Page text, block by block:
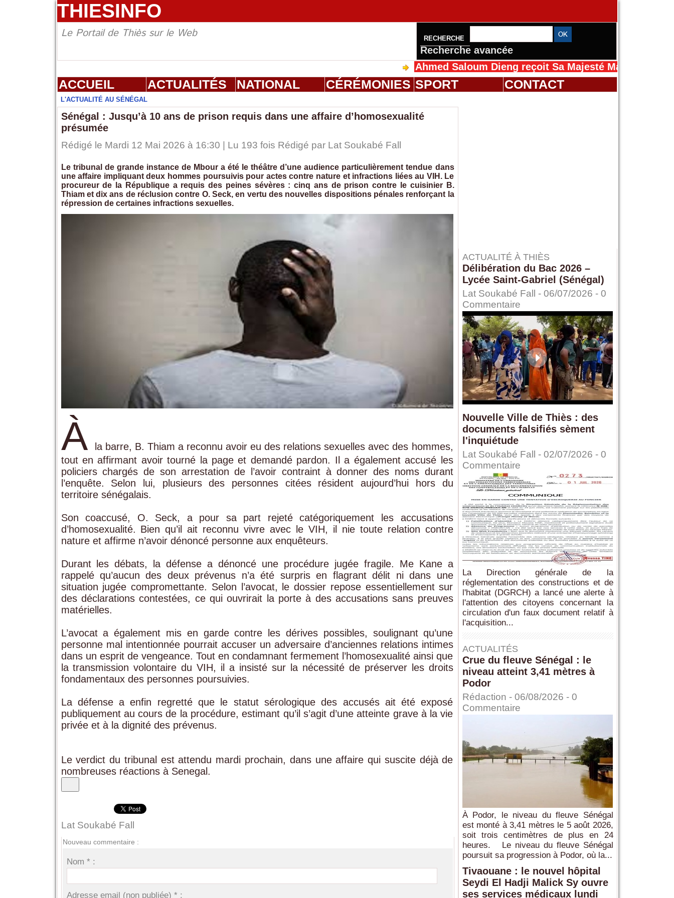
THIESINFO
Le Portail de Thiès sur le Web RECHERCHE
Recherche avancée
Ahmed Saloum Dieng reçoit Sa Majesté Mansah Cissé au
ACCUEIL ACTUALITÉS NATIONAL CÉRÉMONIES SPORT CONTACT
L'ACTUALITÉ AU SÉNÉGAL
Sénégal : Jusqu’à 10 ans de prison requis dans une affaire d’homosexualité
présumée
Rédigé le Mardi 12 Mai 2026 à 16:30 | Lu 193 fois Rédigé par Lat Soukabé Fall
Le tribunal de grande instance de Mbour a été le théâtre d’une audience particulièrement tendue dans
une affaire impliquant deux hommes poursuivis pour actes contre nature et infractions liées au VIH. Le
procureur de la République a requis des peines sévères : cinq ans de prison contre le cuisinier B.
Thiam et dix ans de réclusion contre O. Seck, en vertu des nouvelles dispositions pénales renforçant la
répression de certaines infractions sexuelles.
À
la barre, B. Thiam a reconnu avoir eu des relations sexuelles avec des hommes,
tout en affirmant avoir tourné la page et demandé pardon. Il a également accusé les
policiers chargés de son arrestation de l’avoir contraint à donner des noms durant
l’enquête. Selon lui, plusieurs des personnes citées résident aujourd’hui hors du
territoire sénégalais.
Son coaccusé, O. Seck, a pour sa part rejeté catégoriquement les accusations
d’homosexualité. Bien qu’il ait reconnu vivre avec le VIH, il nie toute relation contre
nature et affirme n’avoir dénoncé personne aux enquêteurs.
Durant les débats, la défense a dénoncé une procédure jugée fragile. Me Kane a
rappelé qu’aucun des deux prévenus n’a été surpris en flagrant délit ni dans une
situation jugée compromettante. Selon l’avocat, le dossier repose essentiellement sur
des déclarations contestées, ce qui ouvrirait la porte à des accusations sans preuves
matérielles.
L’avocat a également mis en garde contre les dérives possibles, soulignant qu’une
personne mal intentionnée pourrait accuser un adversaire d’anciennes relations intimes
dans un esprit de vengeance. Tout en condamnant fermement l’homosexualité ainsi que
la transmission volontaire du VIH, il a insisté sur la nécessité de préserver les droits
fondamentaux des personnes poursuivies.
La défense a enfin regretté que le statut sérologique des accusés ait été exposé
publiquement au cours de la procédure, estimant qu’il s’agit d’une atteinte grave à la vie
privée et à la dignité des prévenus.
Le verdict du tribunal est attendu mardi prochain, dans une affaire qui suscite déjà de
nombreuses réactions à Senegal.
Lat Soukabé Fall
Nouveau commentaire :
Nom * :
Adresse email (non publiée) * :
ACTUALITÉ À THIÈS
Délibération du Bac 2026 –
Lycée Saint-Gabriel (Sénégal)
Lat Soukabé Fall - 06/07/2026 - 0
Commentaire
Nouvelle Ville de Thiès : des
documents falsifiés sèment
l'inquiétude
Lat Soukabé Fall - 02/07/2026 - 0
Commentaire
La Direction générale de la
réglementation des constructions et de
l'habitat (DGRCH) a lancé une alerte à
l'attention des citoyens concernant la
circulation d'un faux document relatif à
l'acquisition...
ACTUALITÉS
Crue du fleuve Sénégal : le
niveau atteint 3,41 mètres à
Podor
Rédaction - 06/08/2026 - 0
Commentaire
À Podor, le niveau du fleuve Sénégal
est monté à 3,41 mètres le 5 août 2026,
soit trois centimètres de plus en 24
heures. Le niveau du fleuve Sénégal
poursuit sa progression à Podor, où la...
Tivaouane : le nouvel hôpital
Seydi El Hadji Malick Sy ouvre
ses services médicaux lundi